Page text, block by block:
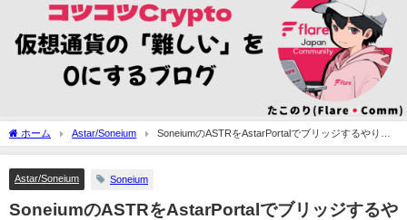
ホーム Astar/Soneium
SoneiumのASTRをAstarPortalでブリッジするやり方
とは
Astar/Soneium Soneium
SoneiumのASTRをAstarPortalでブリッジするや